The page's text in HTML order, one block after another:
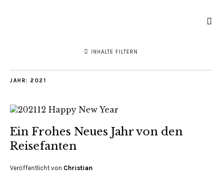
INHALTE FILTERN
JAHR: 2021
Ein Frohes Neues Jahr von den
Reisefanten
Veröffentlicht von Christian